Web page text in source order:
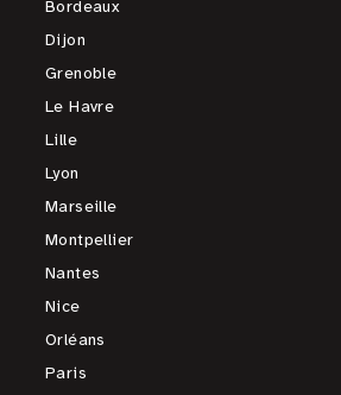
Bordeaux
Dijon
Grenoble
Le Havre
Lille
Lyon
Marseille
Montpellier
Nantes
Nice
Orléans
Paris